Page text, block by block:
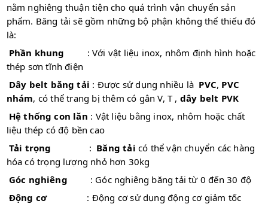
nằm nghiêng thuận tiện cho quá trình vận chuyển sản
phẩm. Băng tải sẽ gồm những bộ phận không thể thiếu đó
là:
Phần khung
: Với vật liệu inox, nhôm định hình hoặc
thép sơn tĩnh điện
Dây belt băng tải : Được sử dụng nhiều là PVC, PVC
nhám, có thể trang bị thêm có gân V, T , dây belt PVK
Hệ thống con lăn : Vật liệu bằng inox, nhôm hoặc chất
liệu thép có độ bền cao
Tải trọng : Băng tải có thể vận chuyển các hàng
hóa có trọng lượng nhỏ hơn 30kg
Góc nghiêng
: Góc nghiêng băng tải từ 0 đến 30 độ
Động cơ : Động cơ sử dụng động cơ giảm tốc